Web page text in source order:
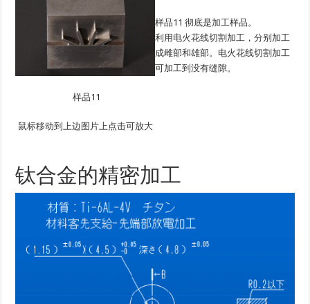
样品11
鼠标移动到上边图片上点击可放大
样品11 彻底是加工样品。
利用电火花线切割加工，分别加工
成雌部和雄部。电火花线切割加工
可加工到没有缝隙。
钛合金的精密加工